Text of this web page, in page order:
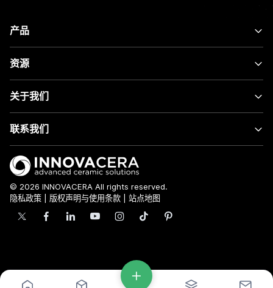
产品
资源
关于我们
联系我们
© 2026 INNOVACERA All rights reserved.
隐私政策
版权声明与使用条款 站点地图